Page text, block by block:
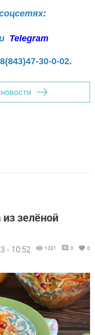
Telegram
8(843)47-30-0-02.
зелёной
- 10:52 1031 0 0